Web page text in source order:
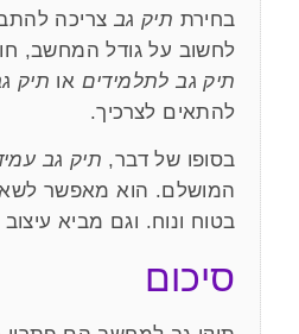
בחירת תיק גב צריכה
לחשוב על גודל המחשב,
תיק גב לתלמידים או תיק
להתאים לצרכיך.
בסופו של דבר, תיק גב
המושלם. הוא מאפשר
בטוח ונוח. וגם מביא עיצוב
סיכום